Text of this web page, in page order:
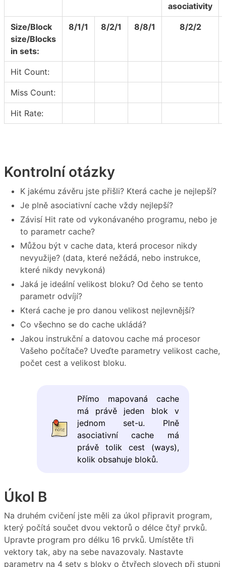
asociativity
Size/Block
size/Blocks
in sets:
8/1/1 8/2/1 8/8/1 8/2/2
Hit Count:
Miss Count:
Hit Rate:
Kontrolní otázky
K jakému závěru jste přišli? Která cache je nejlepší?
Je plně asociativní cache vždy nejlepší?
Závisí Hit rate od vykonávaného programu, nebo je
to parametr cache?
Můžou být v cache data, která procesor nikdy
nevyužije? (data, které nežádá, nebo instrukce,
které nikdy nevykoná)
Jaká je ideální velikost bloku? Od čeho se tento
parametr odvíjí?
Která cache je pro danou velikost nejlevnější?
Co všechno se do cache ukládá?
Jakou instrukční a datovou cache má procesor
Vašeho počítače? Uveďte parametry velikost cache,
počet cest a velikost bloku.
Přímo mapovaná cache
má právě jeden blok v
jednom set-u. Plně
asociativní cache má
právě tolik cest (ways),
kolik obsahuje bloků.
Úkol B
Na druhém cvičení jste měli za úkol připravit program,
který počítá součet dvou vektorů o délce čtyř prvků.
Upravte program pro délku 16 prvků. Umístěte tři
vektory tak, aby na sebe navazovaly. Nastavte
parametry na 4 sety s bloky o čtyřech slovech při stupni